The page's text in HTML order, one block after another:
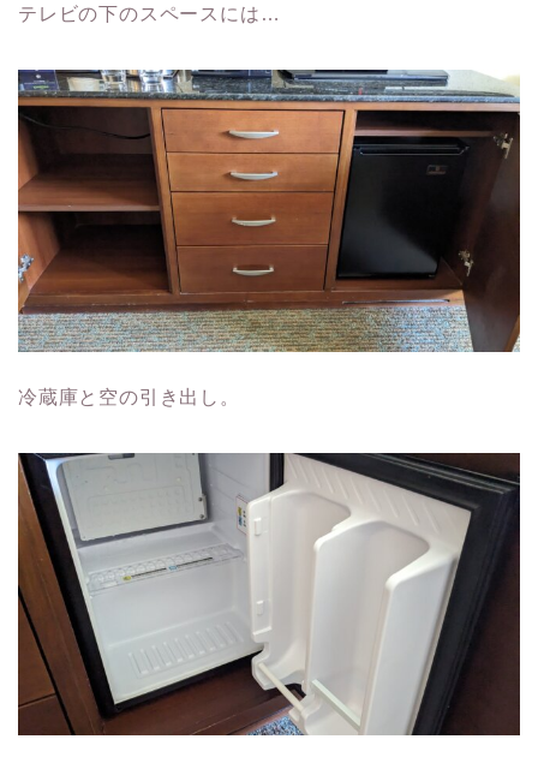
テレビの下のスペースには…
冷蔵庫と空の引き出し。